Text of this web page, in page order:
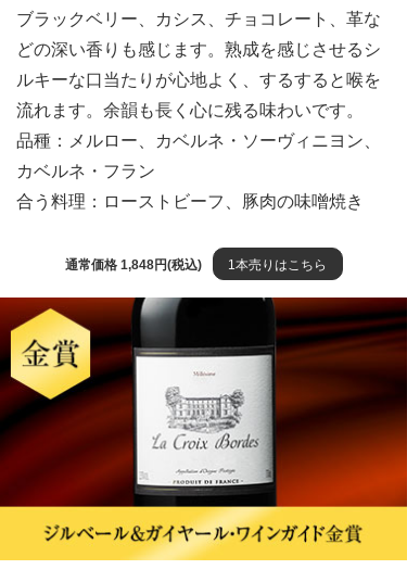
ブラックベリー、カシス、チョコレート、革な
どの深い香りも感じます。熟成を感じさせるシ
ルキーな口当たりが心地よく、するすると喉を
流れます。余韻も長く心に残る味わいです。
品種：メルロー、カベルネ・ソーヴィニヨン、
カベルネ・フラン
合う料理：ローストビーフ、豚肉の味噌焼き
通常価格 1,848円(税込) 1本売りはこちら